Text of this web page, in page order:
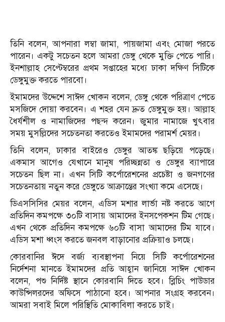
তিনি বলেন, আপনারা লম্বা জামা, পায়জামা এবং মোজা পরতে
পারেন। একটু সচেতন হলে আমরা ডেঙ্গু থেকে মুক্তি পেতে পারি।
ইনশাল্লাহ সেপ্টেম্বরের প্রথম সপ্তাহের মধ্যে ঢাকা দক্ষিণ সিটিকে
ডেঙ্গুমুক্ত করতে পারবো।
ইমামদের উদ্দেশে সাঈদ খোকন বলেন, ডেঙ্গু থেকে পরিত্রাণ পেতে
মসজিদে দোয়া করবেন। এ শহর যেন দ্রুত ডেঙ্গুমুক্ত হয়। আল্লাহ
ধৈর্যশীল ও নামাজিদের পছন্দ করেন। জুমার নামাজে খুৎবার
সময় মুসল্লিদের সচেতনতা করতেও ইমামদের পরামর্শ মেয়র।
তিনি বলেন, ঢাকার বাইরেও ডেঙ্গুর আতঙ্ক ছড়িয়ে পড়েছে।
একমাস আগেও যেখানে মানুষ পরিচ্ছন্নতা ও ডেঙ্গুর ব্যাপারে
সচেতন ছিল না। এখন সিটি কর্পোরেশনের প্রচেষ্টা ও জনগণের
সচেতনতায় নতুন করে ডেঙ্গুতে আক্রান্তের সংখ্যা কমে এসেছে।
ডিএসসিসির মেয়র বলেন, এডিস মশার লার্ভা নষ্ট করতে আগে
প্রতিদিন কমপক্ষে ৩০টি বাসায় আমাদের ইনসপেকশন টিম গেছে।
এখন থেকে প্রতিদিন কমপক্ষে ৬০টি বাসা আমাদের টিম যাবে।
এডিস মশা ধ্বংস করতে জনবল বাড়ানোর প্রক্রিয়াও চলছে।
কোরবানির ঈদে বর্জ্য ব্যবস্থাপনা নিয়ে সিটি কর্পোরেশনের
নির্দেশনা মানতে ইমামদের প্রতি আহ্বান জানিয়ে সাঈদ খোকন
বলেন, পশু নির্দিষ্ট স্থানে কোরবানি দিতে হবে। ব্লিচিং পাউডার
কাউন্সিলরদের অফিসে পাঠানো হবে। আপনার সংগ্রহ করবেন।
আমরা সবাই মিলে পরিস্থিতি মোকাবিলা করতে চাই।